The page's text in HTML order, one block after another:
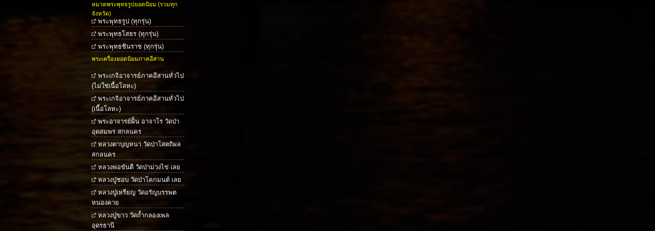
หมวดพระพุทธรูปยอดนิยม (รวมทุก
จังหวัด)
พระพุทธรูป (ทุกรุ่น)
พระพุทธโสธร (ทุกรุ่น)
พระพุทธชินราช (ทุกรุ่น)
พระเครื่องยอดนิยมภาคอีสาน
พระเกจิอาจารย์ภาคอีสานทั่วไป
(ไม่ใช่เนื้อโลหะ)
พระเกจิอาจารย์ภาคอีสานทั่วไป
(เนื้อโลหะ)
พระอาจารย์ฝั้น อาจาโร วัดป่า
อุดสมพร สกลนคร
หลวงตาบุญหนา วัดป่าโสตถิผล
สกลนคร
หลวงพ่อขันตี วัดป่าม่วงไข่ เลย
หลวงปู่ชอบ วัดป่าโคกมนต์ เลย
หลวงปู่เหรียญ วัดอรัญบรรพต
หนองคาย
หลวงปู่ขาว วัดถ้ำกลองเพล
อุดรธานี